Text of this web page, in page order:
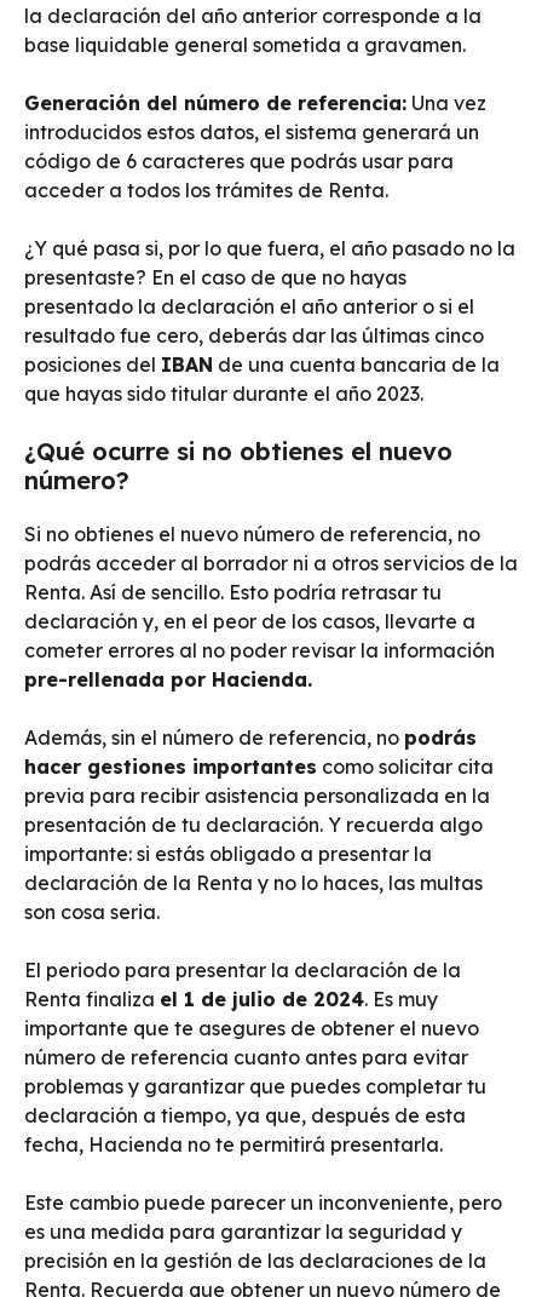
la declaración del año anterior corresponde a la
base liquidable general sometida a gravamen.
Generación del número de referencia: Una vez
introducidos estos datos, el sistema generará un
código de 6 caracteres que podrás usar para
acceder a todos los trámites de Renta.
¿Y qué pasa si, por lo que fuera, el año pasado no la
presentaste? En el caso de que no hayas
presentado la declaración el año anterior o si el
resultado fue cero, deberás dar las últimas cinco
posiciones del IBAN de una cuenta bancaria de la
que hayas sido titular durante el año 2023.
¿Qué ocurre si no obtienes el nuevo
número?
Si no obtienes el nuevo número de referencia, no
podrás acceder al borrador ni a otros servicios de la
Renta. Así de sencillo. Esto podría retrasar tu
declaración y, en el peor de los casos, llevarte a
cometer errores al no poder revisar la información
pre-rellenada por Hacienda.
Además, sin el número de referencia, no podrás
hacer gestiones importantes como solicitar cita
previa para recibir asistencia personalizada en la
presentación de tu declaración. Y recuerda algo
importante: si estás obligado a presentar la
declaración de la Renta y no lo haces, las multas
son cosa seria.
El periodo para presentar la declaración de la
Renta finaliza el 1 de julio de 2024. Es muy
importante que te asegures de obtener el nuevo
número de referencia cuanto antes para evitar
problemas y garantizar que puedes completar tu
declaración a tiempo, ya que, después de esta
fecha, Hacienda no te permitirá presentarla.
Este cambio puede parecer un inconveniente, pero
es una medida para garantizar la seguridad y
precisión en la gestión de las declaraciones de la
Renta. Recuerda que obtener un nuevo número de